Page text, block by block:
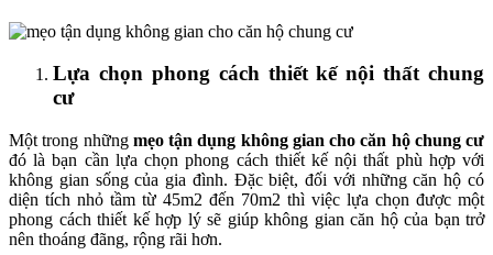
Lựa chọn phong cách thiết kế nội thất chung
cư
Một trong những mẹo tận dụng không gian cho căn hộ chung cư
đó là bạn cần lựa chọn phong cách thiết kế nội thất phù hợp với
không gian sống của gia đình. Đặc biệt, đối với những căn hộ có
diện tích nhỏ tầm từ 45m2 đến 70m2 thì việc lựa chọn được một
phong cách thiết kế hợp lý sẽ giúp không gian căn hộ của bạn trở
nên thoáng đãng, rộng rãi hơn.